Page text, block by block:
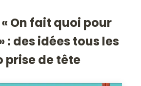
On fait quoi pour
: des idées tous les
prise de tête